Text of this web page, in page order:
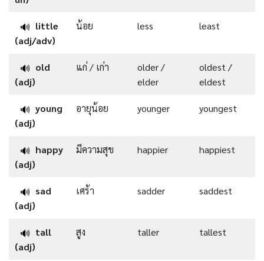
🔊 little
(adj/adv)
น้อย less least
🔊 old
(adj)
แก่ / เก่า
older /
elder
oldest /
eldest
🔊 young
(adj)
อายุน้อย younger youngest
🔊 happy
(adj)
มีความสุข happier happiest
🔊 sad
(adj)
เศร้า sadder saddest
🔊 tall
(adj)
สูง taller tallest